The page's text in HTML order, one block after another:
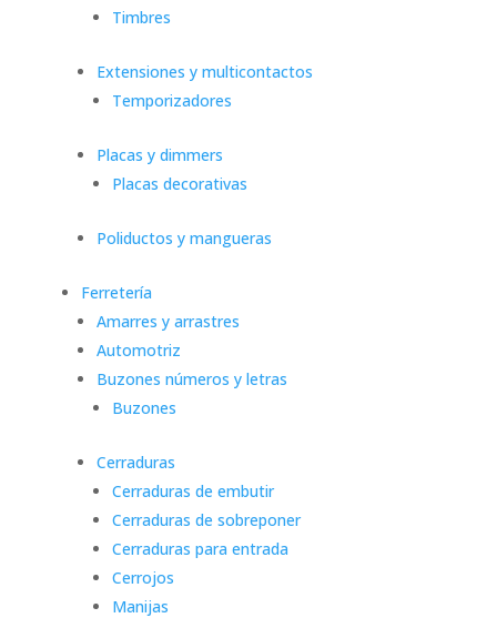
Timbres
Extensiones y multicontactos
Temporizadores
Placas y dimmers
Placas decorativas
Poliductos y mangueras
Ferretería
Amarres y arrastres
Automotriz
Buzones números y letras
Buzones
Cerraduras
Cerraduras de embutir
Cerraduras de sobreponer
Cerraduras para entrada
Cerrojos
Manijas